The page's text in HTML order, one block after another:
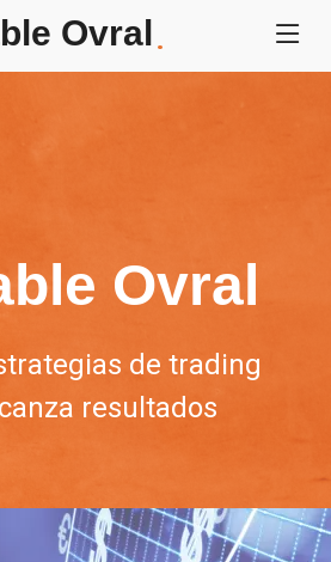
Ovral.
Ovral
de trading
resultados